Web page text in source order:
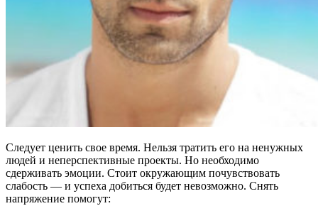
Следует ценить свое время. Нельзя тратить его на ненужных
людей и неперспективные проекты. Но необходимо
сдерживать эмоции. Стоит окружающим почувствовать
слабость — и успеха добиться будет невозможно. Снять
напряжение помогут: